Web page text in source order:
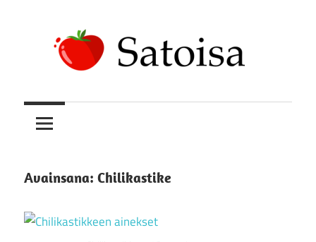
content
Satoisa
satoa
kasvattamassa
Avainsana: Chilikastike